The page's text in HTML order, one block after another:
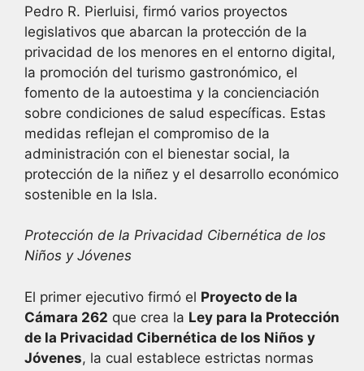
Pedro R. Pierluisi, firmó varios proyectos
legislativos que abarcan la protección de la
privacidad de los menores en el entorno digital,
la promoción del turismo gastronómico, el
fomento de la autoestima y la concienciación
sobre condiciones de salud específicas. Estas
medidas reflejan el compromiso de la
administración con el bienestar social, la
protección de la niñez y el desarrollo económico
sostenible en la Isla.
Protección de la Privacidad Cibernética de los
Niños y Jóvenes
El primer ejecutivo firmó el Proyecto de la
Cámara 262 que crea la Ley para la Protección
de la Privacidad Cibernética de los Niños y
Jóvenes, la cual establece estrictas normas